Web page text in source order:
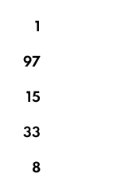
1
97
15
33
8